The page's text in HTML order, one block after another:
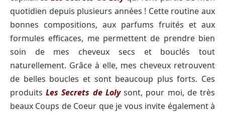
quotidien depuis plusieurs années ! Cette routine aux
bonnes compositions, aux parfums fruités et aux
formules efficaces, me permettent de prendre bien
soin de mes cheveux secs et bouclés tout
naturellement. Grâce à elle, mes cheveux retrouvent
de belles boucles et sont beaucoup plus forts. Ces
produitsLes Secrets de Lolysont, pour moi, de très
beaux Coups de Coeur que je vous invite également à